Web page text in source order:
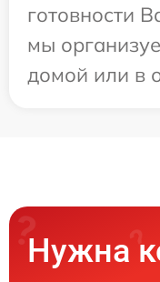
готовности
мы
домой или в
Нужна